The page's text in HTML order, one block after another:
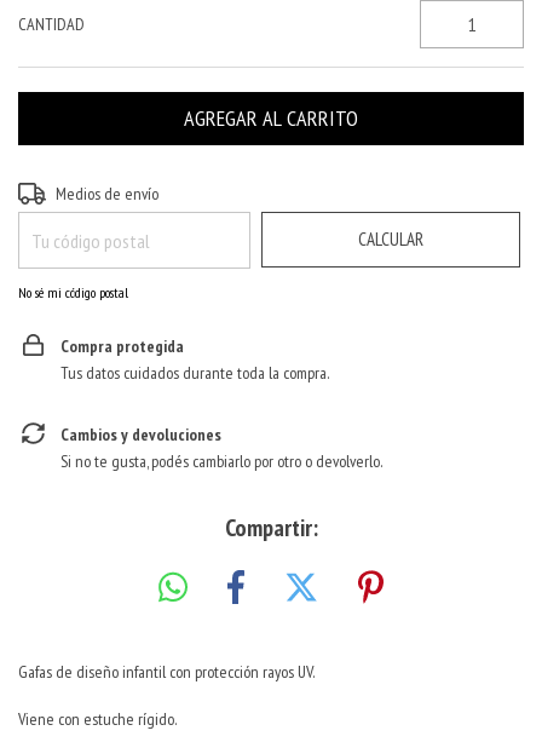
CANTIDAD
Entregas para el CP:
Medios de envío
CALCULAR
No sé mi código postal
Compra protegida
Tus datos cuidados durante toda la compra.
Cambios y devoluciones
Si no te gusta, podés cambiarlo por otro o devolverlo.
Compartir:
Gafas de diseño infantil con protección rayos UV.
Viene con estuche rígido.